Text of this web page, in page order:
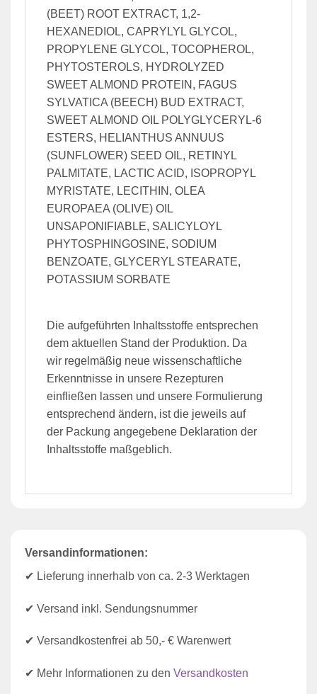
(BEET) ROOT EXTRACT, 1,2-
HEXANEDIOL, CAPRYLYL GLYCOL,
PROPYLENE GLYCOL, TOCOPHEROL,
PHYTOSTEROLS, HYDROLYZED
SWEET ALMOND PROTEIN, FAGUS
SYLVATICA (BEECH) BUD EXTRACT,
SWEET ALMOND OIL POLYGLYCERYL-6
ESTERS, HELIANTHUS ANNUUS
(SUNFLOWER) SEED OIL, RETINYL
PALMITATE, LACTIC ACID, ISOPROPYL
MYRISTATE, LECITHIN, OLEA
EUROPAEA (OLIVE) OIL
UNSAPONIFIABLE, SALICYLOYL
PHYTOSPHINGOSINE, SODIUM
BENZOATE, GLYCERYL STEARATE,
POTASSIUM SORBATE
Die aufgeführten Inhaltsstoffe entsprechen
dem aktuellen Stand der Produktion. Da
wir regelmäßig neue wissenschaftliche
Erkenntnisse in unsere Rezepturen
einfließen lassen und unsere Formulierung
entsprechend ändern, ist die jeweils auf
der Packung angegebene Deklaration der
Inhaltsstoffe maßgeblich.
Versandinformationen:
✔ Lieferung innerhalb von ca. 2-3 Werktagen
✔ Versand inkl. Sendungsnummer
✔ Versandkostenfrei ab 50,- € Warenwert
✔ Mehr Informationen zu den Versandkosten